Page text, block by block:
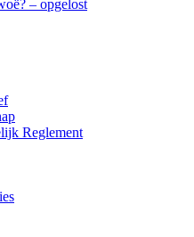
– opgelost
Reglement